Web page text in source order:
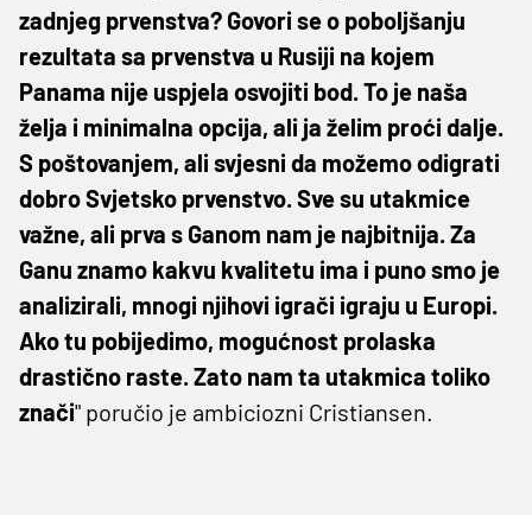
zadnjeg prvenstva? Govori se o poboljšanju
rezultata sa prvenstva u Rusiji na kojem
Panama nije uspjela osvojiti bod. To je naša
želja i minimalna opcija, ali ja želim proći dalje.
S poštovanjem, ali svjesni da možemo odigrati
dobro Svjetsko prvenstvo. Sve su utakmice
važne, ali prva s Ganom nam je najbitnija. Za
Ganu znamo kakvu kvalitetu ima i puno smo je
analizirali, mnogi njihovi igrači igraju u Europi.
Ako tu pobijedimo, mogućnost prolaska
drastično raste. Zato nam ta utakmica toliko
znači" poručio je ambiciozni Cristiansen.